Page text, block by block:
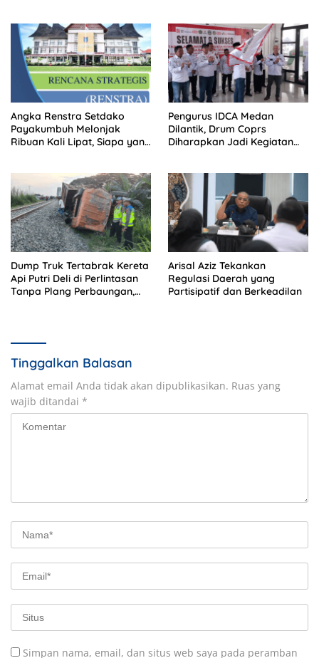
Angka Renstra Setdako
Payakumbuh Melonjak
Ribuan Kali Lipat, Siapa yang
Pengurus IDCA Medan
Dilantik, Drum Coprs
Diharapkan Jadi Kegiatan
Dump Truk Tertabrak Kereta
Api Putri Deli di Perlintasan
Tanpa Plang Perbaungan,
Arisal Aziz Tekankan
Regulasi Daerah yang
Partisipatif dan Berkeadilan
Tinggalkan Balasan
Alamat email Anda tidak akan dipublikasikan. Ruas yang
wajib ditandai *
Simpan nama, email, dan situs web saya pada peramban